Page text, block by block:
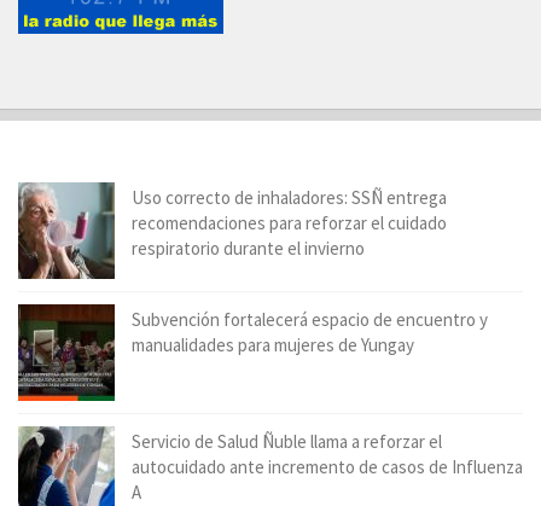
Uso correcto de inhaladores: SSÑ entrega
recomendaciones para reforzar el cuidado
respiratorio durante el invierno
Subvención fortalecerá espacio de encuentro y
manualidades para mujeres de Yungay
Servicio de Salud Ñuble llama a reforzar el
autocuidado ante incremento de casos de Influenza
A